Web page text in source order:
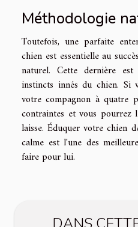
Méthodologie
Toutefois, une parfaite
chien est essentielle au
naturel. Cette dernière
instincts innés du chien. Si
votre compagnon à quatre
contraintes et vous
laisse. Éduquer votre chien
calme est l'une des
faire pour lui.
DANS